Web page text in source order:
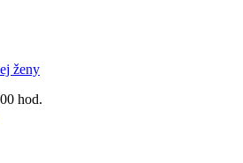
ženy
hod.